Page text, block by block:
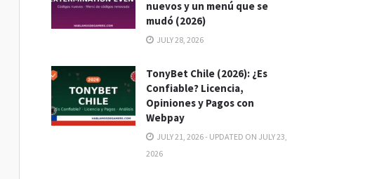
nuevos y un menú que se
mudó (2026)
JULY 28, 2026
TonyBet Chile (2026): ¿Es
Confiable? Licencia,
Opiniones y Pagos con
Webpay
JULY 21, 2026 - UPDATED ON JULY 23,
2026